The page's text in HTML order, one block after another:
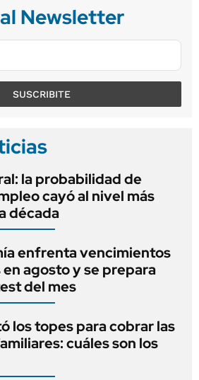
Newsletter
SUSCRIBITE
la probabilidad de
cayó al nivel más
década
enfrenta vencimientos
en agosto y se prepara
del mes
los topes para cobrar las
cuáles son los